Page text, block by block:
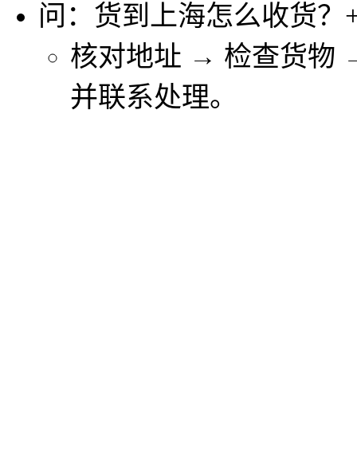
问：货到上海怎么收货？
核对地址 → 检查货物
并联系处理。